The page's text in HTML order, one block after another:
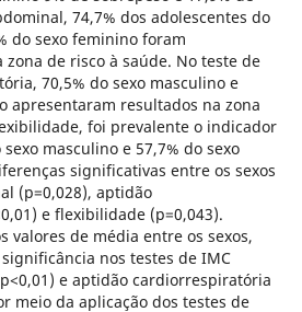
74,7% dos adolescentes do
do sexo feminino foram
de risco à saúde. No teste de
70,5% do sexo masculino e
apresentaram resultados na zona
foi prevalente o indicador
masculino e 57,7% do sexo
significativas entre os sexos
(p=0,028), aptidão
e flexibilidade (p=0,043).
valores de média entre os sexos,
nos testes de IMC
e aptidão cardiorrespiratória
meio da aplicação dos testes de